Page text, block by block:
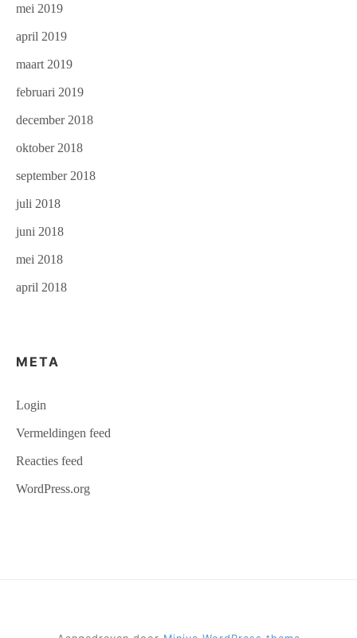
mei 2019
april 2019
maart 2019
februari 2019
december 2018
oktober 2018
september 2018
juli 2018
juni 2018
mei 2018
april 2018
META
Login
Vermeldingen feed
Reacties feed
WordPress.org